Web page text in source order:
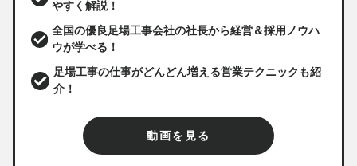
やすく解説！
全国の優良足場工事会社の社長から経営＆採用ノウハ
ウが学べる！
足場工事の仕事がどんどん増える営業テクニックも紹
介！
動画を見る